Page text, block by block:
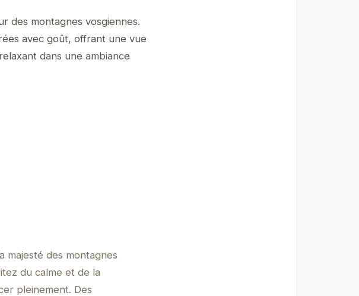
des montagnes vosgiennes.
avec goût, offrant une vue
dans une ambiance
majesté des montagnes
du calme et de la
pleinement. Des